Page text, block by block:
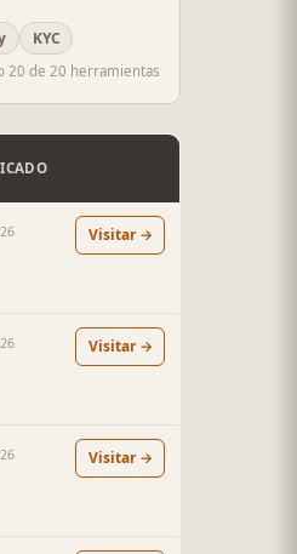
KYC
20 de 20 herramientas
Visitar →
Visitar →
Visitar →